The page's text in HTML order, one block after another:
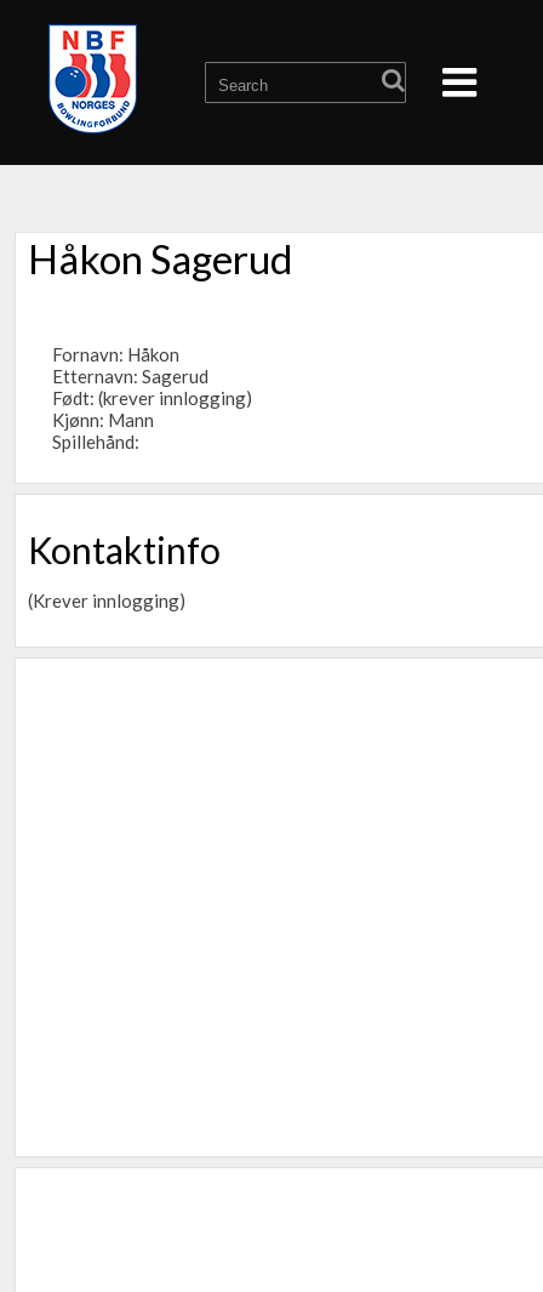
Håkon Sagerud
Fornavn: Håkon
Etternavn: Sagerud
Født: (krever innlogging)
Kjønn: Mann
Spillehånd:
Kontaktinfo
(Krever innlogging)